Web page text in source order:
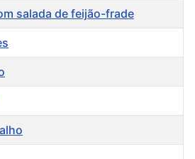
salada de feijão-frade